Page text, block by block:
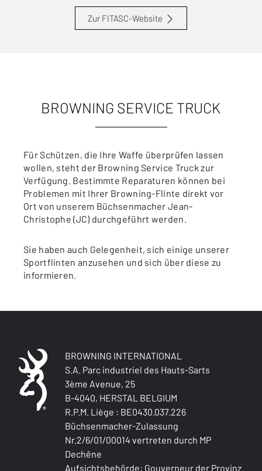
Zur FITASC-Website
BROWNING SERVICE TRUCK
Für Schützen, die Ihre Waffe überprüfen lassen
wollen, steht der Browning Service Truck zur
Verfügung. Bestimmte Reparaturen können bei
Problemen mit Ihrer Browning-Flinte direkt vor
Ort von unserem Büchsenmacher Jean-
Christophe (JC) durchgeführt werden.
Sie haben auch Gelegenheit, sich einige unserer
Sportflinten anzusehen und sich über diese zu
informieren.
BROWNING INTERNATIONAL
S.A. Parc industriel des Hauts-Sarts
3ème Avenue, 25
B-4040, HERSTAL BELGIUM
R.P.M. Liège : BE0430.037.226
Büchsenmacher-Zulassung
Nr.2/6/01/00014 vertreten durch MP
Dechêne
Aufsichtsbehörde: Gouverneur der Provinz